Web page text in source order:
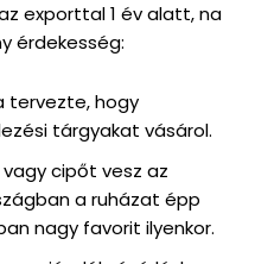
exporttal 1 év alatt, na
érdekesség:
tervezte, hogy
tárgyakat vásárol.
vagy cipőt vesz az
a ruházat épp
nagy favorit ilyenkor.